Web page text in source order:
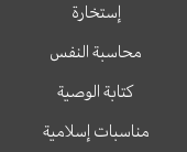
إستخارة
محاسبة النفس
كتابة الوصية
مناسبات إسلامية